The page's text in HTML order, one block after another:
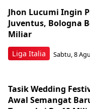
Liga Italia
Jhon Lucumi Ingin
Juventus, Bologna
Miliar
Sabtu, 8
Tasik Wedding
Awal Semangat